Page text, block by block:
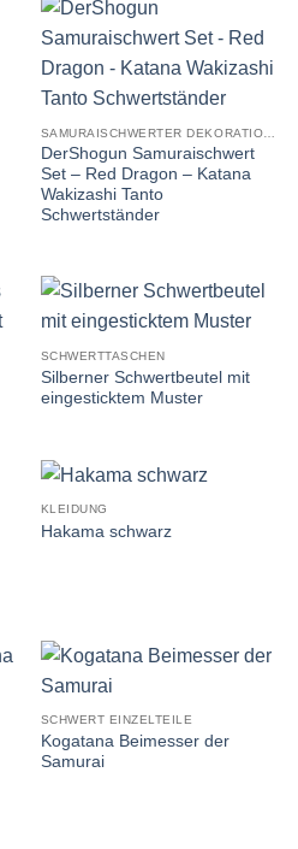
DerShogun Samuraischwert
Set – Red Dragon – Katana
Wakizashi Tanto
Schwertständer
SCHWERTTASCHEN
Silberner Schwertbeutel mit
eingesticktem Muster
KLEIDUNG
Hakama schwarz
SCHWERT EINZELTEILE
Kogatana Beimesser der
Samurai